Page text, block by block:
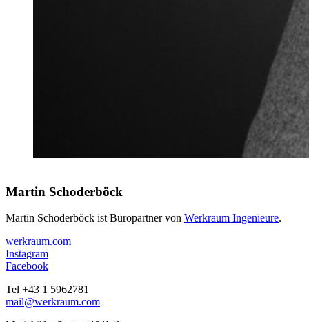
Martin Schoderböck
Martin Schoderböck ist Büropartner von Werkraum Ingenieure.
werkraum.com
Instagram
Facebook
Tel +43 1 5962781
mail@werkraum.com